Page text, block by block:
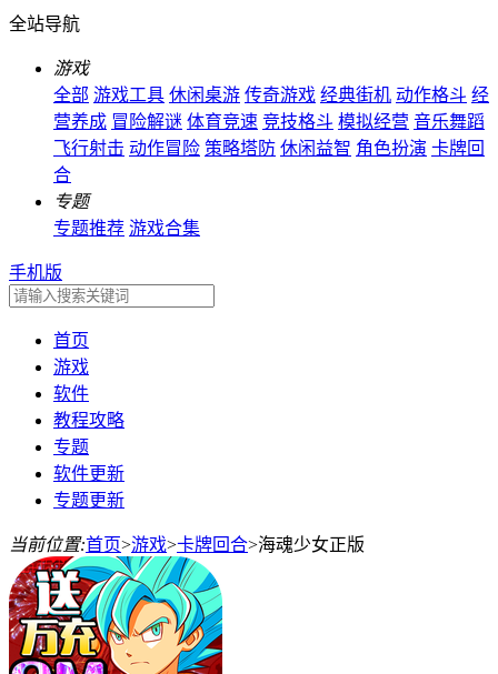
全站导航
游戏
全部 游戏工具 休闲桌游 传奇游戏 经典街机 动作格斗 经
营养成 冒险解谜 体育竞速 竞技格斗 模拟经营 音乐舞蹈
飞行射击 动作冒险 策略塔防 休闲益智 角色扮演 卡牌回
合
专题
专题推荐 游戏合集
手机版
首页
游戏
软件
教程攻略
专题
软件更新
专题更新
当前位置:首页>游戏>卡牌回合>海魂少女正版